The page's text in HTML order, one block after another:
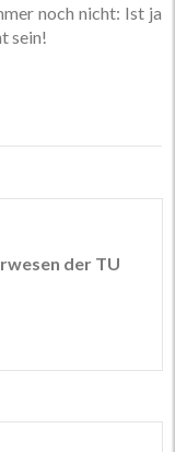
noch nicht: Ist ja
sein!
der TU